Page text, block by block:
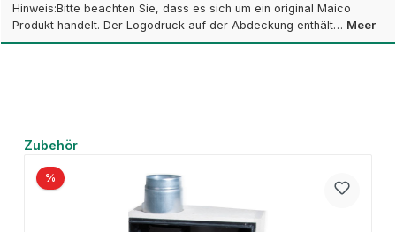
Hinweis:Bitte beachten Sie, dass es sich um ein original Maico
Produkt handelt. Der Logodruck auf der Abdeckung enthält… Meer
Productgalerij overslaan
Zubehör
%